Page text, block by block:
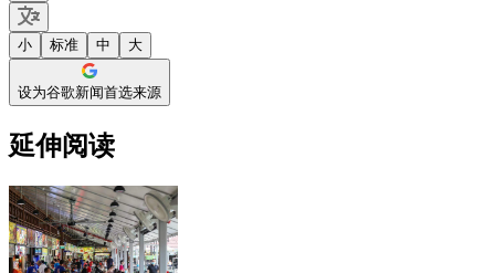
小 标准 中 大
设为谷歌新闻首选来源
延伸阅读